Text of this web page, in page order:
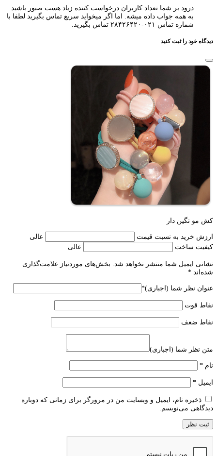
درود بر شما تعداد کاربران درخواست کننده زیاد هست صبور باشید
به همه جواب داده میشه. اما اگر میخواید سریع تماس بگیرید لطفا با
شماره تماس ۰۲۱-۲۸۴۲۶۴۲۰ تماس بگیرید.
دیدگاه خود را ثبت کنید
کش مو نگین دار
ارزش خرید به نسبت قیمت
عالی
کیفیت ساخت
عالی
نشانی ایمیل شما منتشر نخواهد شد. بخش‌های موردنیاز علامت‌گذاری
شده‌اند *
عنوان نظر شما (اجباری)*
نقاط قوت
نقاط ضعف
متن نظر شما (اجباری)
نام *
ایمیل *
ذخیره نام، ایمیل و وبسایت من در مرورگر برای زمانی که دوباره
دیدگاهی می‌نویسم.